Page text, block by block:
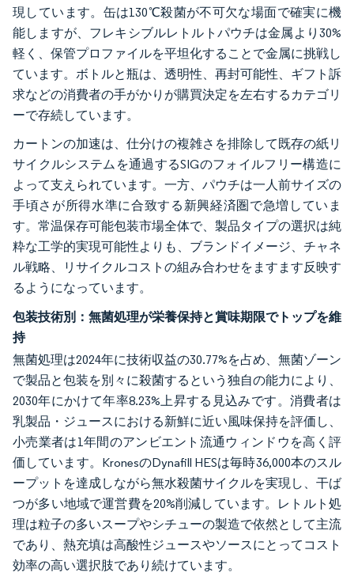
現しています。缶は130℃殺菌が不可欠な場面で確実に機
能しますが、フレキシブルレトルトパウチは金属より30%
軽く、保管プロファイルを平坦化することで金属に挑戦し
ています。ボトルと瓶は、透明性、再封可能性、ギフト訴
求などの消費者の手がかりが購買決定を左右するカテゴリ
ーで存続しています。
カートンの加速は、仕分けの複雑さを排除して既存の紙リ
サイクルシステムを通過するSIGのフォイルフリー構造に
よって支えられています。一方、パウチは一人前サイズの
手頃さが所得水準に合致する新興経済圏で急増していま
す。常温保存可能包装市場全体で、製品タイプの選択は純
粋な工学的実現可能性よりも、ブランドイメージ、チャネ
ル戦略、リサイクルコストの組み合わせをますます反映す
るようになっています。
包装技術別：無菌処理が栄養保持と賞味期限でトップを維
持
無菌処理は2024年に技術収益の30.77%を占め、無菌ゾーン
で製品と包装を別々に殺菌するという独自の能力により、
2030年にかけて年率8.23%上昇する見込みです。消費者は
乳製品・ジュースにおける新鮮に近い風味保持を評価し、
小売業者は1年間のアンビエント流通ウィンドウを高く評
価しています。KronesのDynafill HESは毎時36,000本のスル
ープットを達成しながら無水殺菌サイクルを実現し、干ば
つが多い地域で運営費を20%削減しています。レトルト処
理は粒子の多いスープやシチューの製造で依然として主流
であり、熱充填は高酸性ジュースやソースにとってコスト
効率の高い選択肢であり続けています。